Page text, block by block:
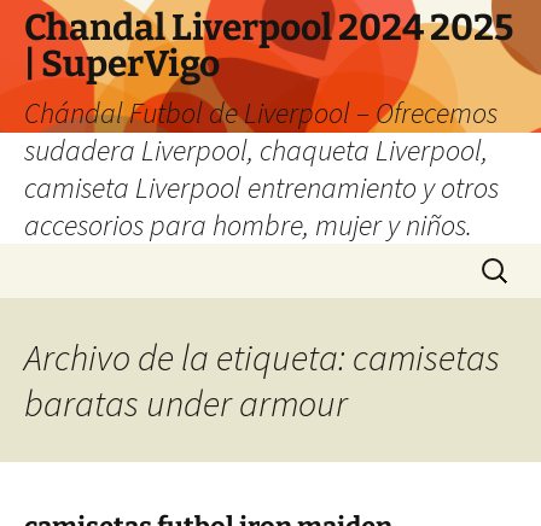
Chandal Liverpool 2024 2025
| SuperVigo
Chándal Futbol de Liverpool – Ofrecemos
sudadera Liverpool, chaqueta Liverpool,
camiseta Liverpool entrenamiento y otros
accesorios para hombre, mujer y niños.
Buscar:
Archivo de la etiqueta: camisetas
baratas under armour